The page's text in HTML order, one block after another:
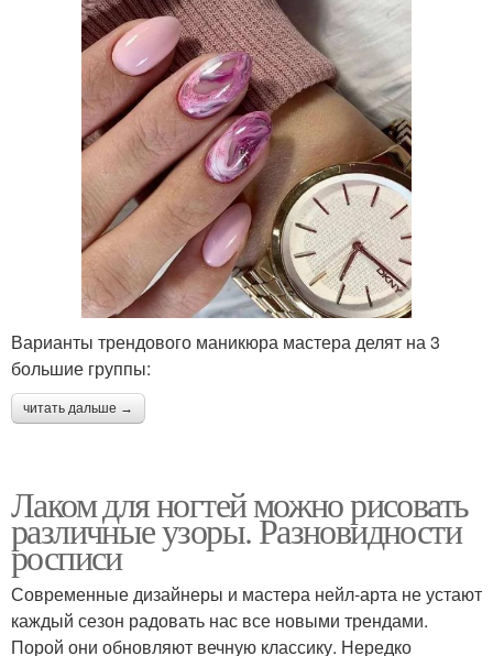
Варианты трендового маникюра мастера делят на 3
большие группы:
читать дальше →
Лаком для ногтей можно рисовать
различные узоры. Разновидности
росписи
Современные дизайнеры и мастера нейл-арта не устают
каждый сезон радовать нас все новыми трендами.
Порой они обновляют вечную классику. Нередко